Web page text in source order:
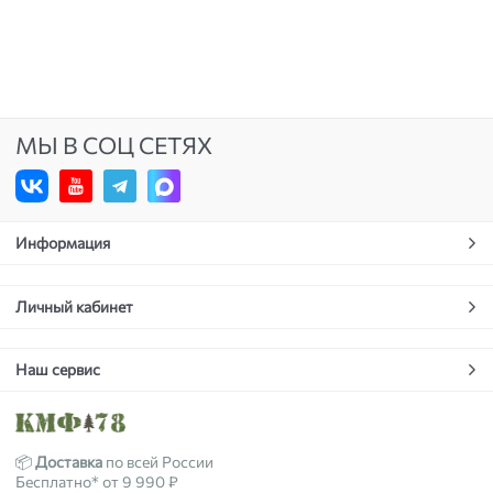
МЫ В СОЦ СЕТЯХ
Информация
Личный кабинет
Наш сервис
📦Доставка по всей России
Бесплатно* от 9 990 ₽